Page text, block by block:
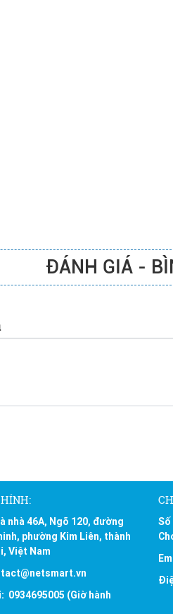
ĐÁNH GIÁ -
nhà 46A, Ngõ 120, đường
phường Kim Liên, thành
Việt Nam
0934695005 (Giờ hành